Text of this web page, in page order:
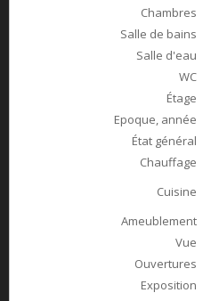
Chambres
Salle de bains
Salle d'eau
WC
Étage
Epoque, année
État général
Chauffage
Cuisine
Ameublement
Vue
Ouvertures
Exposition